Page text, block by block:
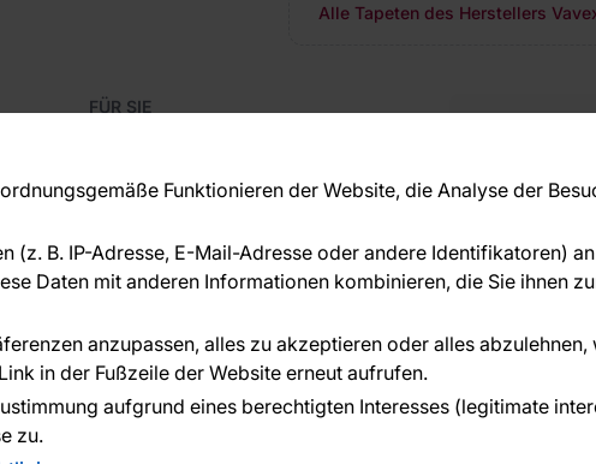
Funktionieren der Website, die Analyse der
B. IP-Adresse, E-Mail-Adresse oder andere Identifikatoren)
Daten mit anderen Informationen kombinieren, die Sie ihnen
anzupassen, alles zu akzeptieren oder alles
in der Fußzeile der Website erneut aufrufen.
aufgrund eines berechtigten Interesses (legitimate
zu.
Alle Tapeten des Herstellers
FÜR SIE
EU-Projekte
Ratschläge und Tipps
ÜBER DAS UNTERNEHMEN
beraten Sie
geleistet von: